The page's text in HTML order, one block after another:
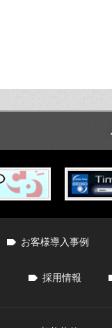
お客様導入事例
採用情報